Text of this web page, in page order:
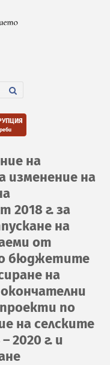
на
изменение на
2018 г. за
на
от
бюджетите
на
по
на селските
2020 г. и